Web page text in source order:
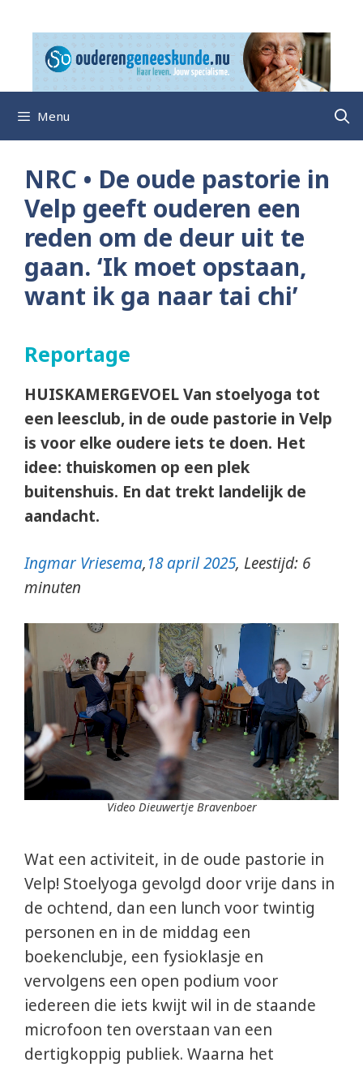
naar
Menu
NRC • De oude pastorie in
Velp geeft ouderen een
reden om de deur uit te
gaan. ‘Ik moet opstaan,
want ik ga naar tai chi’
Reportage
HUISKAMERGEVOEL Van stoelyoga tot
een leesclub, in de oude pastorie in Velp
is voor elke oudere iets te doen. Het
idee: thuiskomen op een plek
buitenshuis. En dat trekt landelijk de
aandacht.
Ingmar Vriesema,18 april 2025, Leestijd: 6
minuten
Video Dieuwertje Bravenboer
Wat een activiteit, in de oude pastorie in
Velp! Stoelyoga gevolgd door vrije dans in
de ochtend, dan een lunch voor twintig
personen en in de middag een
boekenclubje, een fysioklasje en
vervolgens een open podium voor
iedereen die iets kwijt wil in de staande
microfoon ten overstaan van een
dertigkoppig publiek. Waarna het